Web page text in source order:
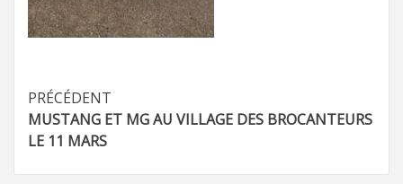
Navigation
d’article
PRÉCÉDENT
MUSTANG ET MG AU VILLAGE DES BROCANTEURS
LE 11 MARS